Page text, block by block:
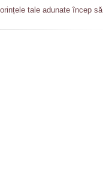
tale adunate încep